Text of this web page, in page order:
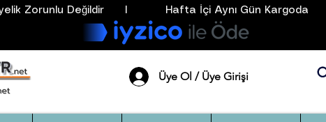
Zorunlu Değildir      I           Hafta İçi Aynı Gün Kargoda
Üye Ol / Üye Girişi